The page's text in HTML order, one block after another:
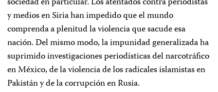
y medios en Siria han impedido que el mundo
comprenda a plenitud la violencia que sacude esa
nación. Del mismo modo, la impunidad generalizada ha
suprimido investigaciones periodísticas del narcotráfico
en México, de la violencia de los radicales islamistas en
Pakistán y de la corrupción en Rusia.